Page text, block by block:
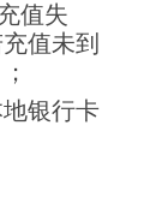
值失
值未到
银行卡